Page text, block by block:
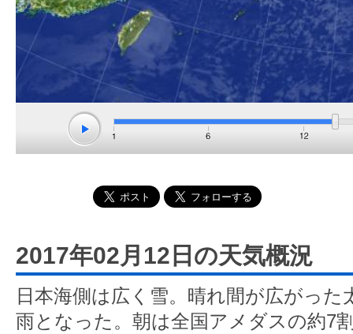
2017年02月12日の天気概況
日本海側は広く雪。晴れ間が広がった
雨となった。朝は全国アメダスの約7